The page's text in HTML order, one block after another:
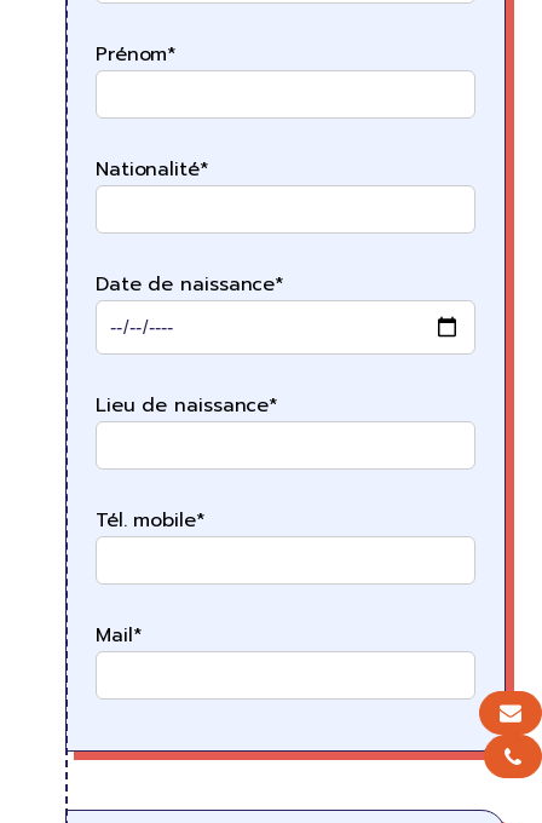
Prénom*
Nationalité*
Date de naissance*
Lieu de naissance*
Tél. mobile*
Mail*